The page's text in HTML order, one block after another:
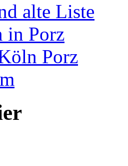
alte Liste
in Porz
Porz